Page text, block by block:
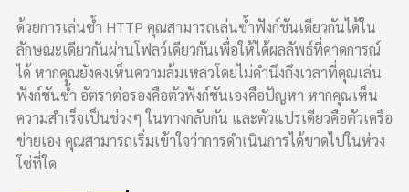
ด้วยการเล่นซ้ำ HTTP คุณสามารถเล่นซ้ำฟังก์ชันเดียวกันได้ใน
ลักษณะเดียวกันผ่านโฟลว์เดียวกันเพื่อให้ได้ผลลัพธ์ที่คาดการณ์
ได้ หากคุณยังคงเห็นความล้มเหลวโดยไม่คำนึงถึงเวลาที่คุณเล่น
ฟังก์ชันซ้ำ อัตราต่อรองคือตัวฟังก์ชันเองคือปัญหา หากคุณเห็น
ความสำเร็จเป็นช่วงๆ ในทางกลับกัน และตัวแปรเดียวคือตัวเครือ
ข่ายเอง คุณสามารถเริ่มเข้าใจว่าการดำเนินการได้ขาดไปในห่วง
โซ่ที่ใด